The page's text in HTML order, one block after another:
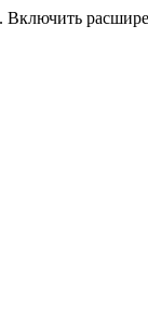
Включить